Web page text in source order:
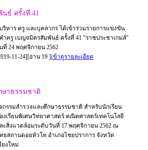
ธ์ ครั้งที่ 41
ริหาร ครู และบุคลากร ได้เข้าร่วมรายการแข่งขัน
าครู เบญจมิตรสัมพันธ์ ครั้งที่ 41 "ราชประชาเกมส์"
ที่ 24 พฤศจิกายน 2562
11-24][อ่าน 19 ]เข้าดูรายละเอียด
ษาธรรมชาติ
กรรมสำรวจและศึกษาธรรมชาติ สำหรับนักเรียน
งเรียนพิเศษวิทยาศาสตร์ คณิตศาสตร์เทคโนโลยี
ะสิ่งแวดล้อมระดับวันที่ 17 พฤศจิกายน 2562 ณ
ธสถานดอยหัวโท อำเภอไชยปราการ จังหวัด
ยงใหม่